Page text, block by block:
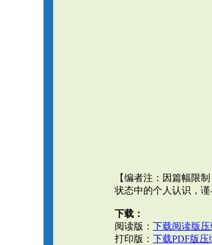
【编者注：因篇幅限
状态中的个人认识，谨
下载：
阅读版： 下载阅读版
打印版： 下载PDF版压